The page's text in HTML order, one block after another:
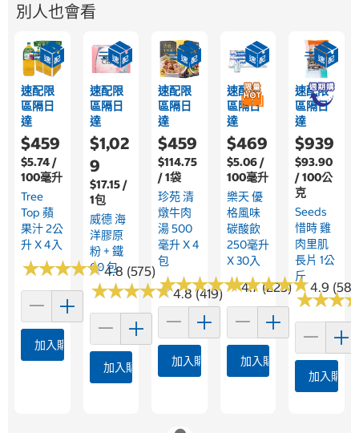
別人也會看
速配限
區隔日
達
$459
$5.74 /
100毫升
Tree
Top 蘋
果汁 2公
升 X 4入
★★★★★
★★★★★4.8 (575)
加入購物車
速配限
區隔日
達
$1,02
9
$17.15 /
1包
威德 海
洋膠原
粉 + 鐵
60 包
★★★★★
★★★★★4.8 (419)
加入購物車
速配限
區隔日
達
$459
$114.75
/ 1袋
珍苑 清
燉牛肉
湯 500
毫升 X 4
包
★★★★★
★★★★★4.7 (225)
加入購物車
速配限
區隔日
達
$469
$5.06 /
100毫升
樂天 優
格風味
碳酸飲
250毫升
X 30入
★★★★★
★★★★★4.9
加入購物車
速配限
區隔日
達
$939
$93.90
/ 100公
克
Seeds
惜時 雞
肉里肌
長片 1公
斤
★★★
★★★
加入購物